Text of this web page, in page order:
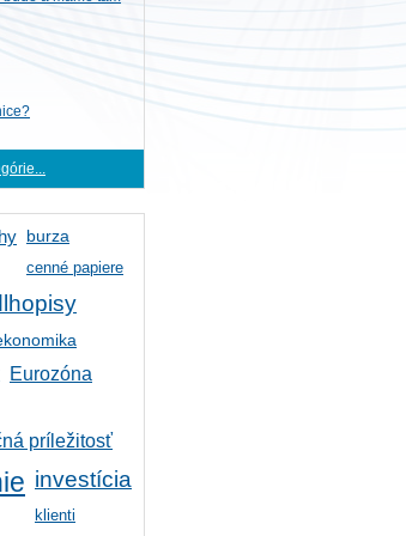
burza
cenné papiere
Eurozóna
príležitosť
investícia
klienti